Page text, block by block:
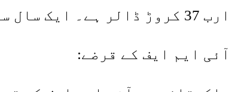
ارب 37 کروڑ ڈالر ہے۔ ایک سال سے کم یعنی قلیل مدتی قرضوں کا بوجھ 2 ارب 69 کروڑ ڈالر ہے۔
آئی ایم ایف کے قرضے: